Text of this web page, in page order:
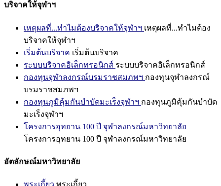
บริจาคให้จุฬาฯ
เหตุผลที่...ทำไมต้องบริจาคให้จุฬาฯ เหตุผลที่...ทำไมต้อง
บริจาคให้จุฬาฯ
เริ่มต้นบริจาค เริ่มต้นบริจาค
ระบบบริจาคอิเล็กทรอนิกส์ ระบบบริจาคอิเล็กทรอนิกส์
กองทุนจุฬาลงกรณ์บรมราชสมภพฯ กองทุนจุฬาลงกรณ์
บรมราชสมภพฯ
กองทุนภูมิคุ้มกันบำบัดมะเร็งจุฬาฯ กองทุนภูมิคุ้มกันบำบัด
มะเร็งจุฬาฯ
โครงการอุทยาน 100 ปี จุฬาลงกรณ์มหาวิทยาลัย
โครงการอุทยาน 100 ปี จุฬาลงกรณ์มหาวิทยาลัย
อัตลักษณ์มหาวิทยาลัย